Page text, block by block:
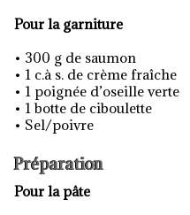
Pour la garniture
• 300 g de saumon
• 1 c.à s. de crème fraîche
• 1 poignée d’oseille verte
• 1 botte de ciboulette
• Sel/poivre
Préparation
Pour la pâte